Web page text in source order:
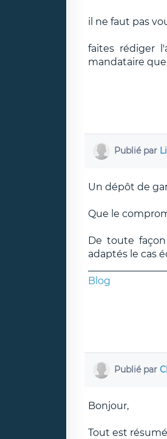
il ne faut pas
faites rédiger
mandataire
Publié par
Un dépôt de
Que le
De toute
adaptés le cas
Blog
Publié par
Bonjour,
Tout est